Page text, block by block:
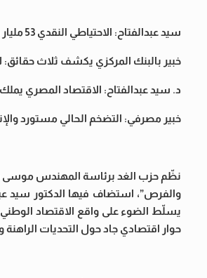
سيد عبدالفتاح: الاحتياطي النقدي 53 مليار دولار والبطالة 6%.. والأرقام تؤكد بدء التعافي
خبير بالبنك المركزي يكشف ثلاث حقائق:
د. سيد عبدالفتاح: الاقتصاد المصري يملك
خبير مصرفي: التضخم الحالي مستورد
نظّم حزب الغد برئاسة المهندس موسى
والفرص”، استضاف فيها الدكتور سيد
يسلّط الضوء على واقع الاقتصاد
حوار اقتصادي جاد حول التحديات